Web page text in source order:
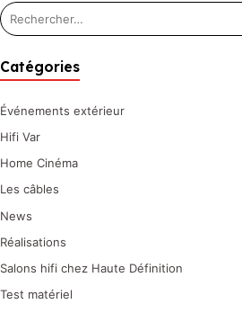
Catégories
Événements extérieur
Hifi Var
Home Cinéma
Les câbles
News
Réalisations
Salons hifi chez Haute Définition
Test matériel